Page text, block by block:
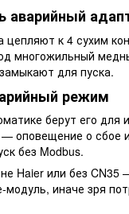
аварийный
цепляют к 4 сухим
многожильный
для пуска.
режим
берут его для
оповещение о сбое
без Modbus.
Haier или без CN35
модуль, иначе зря